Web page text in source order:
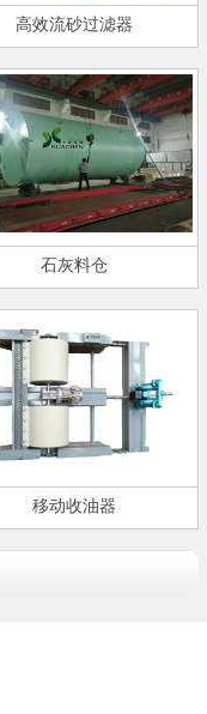
高效流砂过滤器
石灰料仓
移动收油器